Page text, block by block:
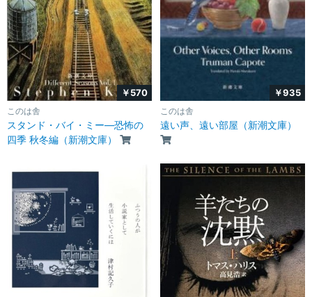
￥570
このは舎
スタンド・バイ・ミー―恐怖の
四季 秋冬編（新潮文庫）
￥935
このは舎
遠い声、遠い部屋（新潮文庫）